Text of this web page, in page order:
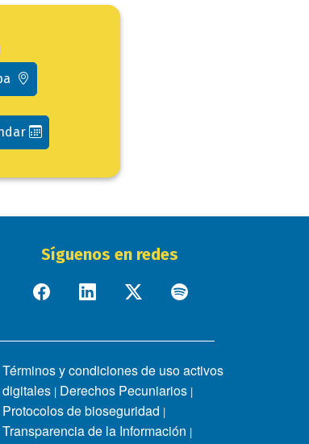
Síguenos en redes
Términos y condiciones de uso activos
digitales | Derechos Pecuniarios |
Protocolos de bioseguridad |
Transparencia de la Información |